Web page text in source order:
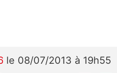
le 08/07/2013 à 19h55